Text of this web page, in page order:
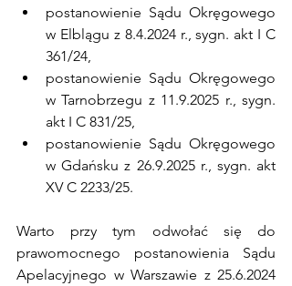
postanowienie Sądu Okręgowego
w Elblągu z 8.4.2024 r., sygn. akt I C
361/24,
postanowienie Sądu Okręgowego
w Tarnobrzegu z 11.9.2025 r., sygn.
akt I C 831/25,
postanowienie Sądu Okręgowego
w Gdańsku z 26.9.2025 r., sygn. akt
XV C 2233/25.
Warto przy tym odwołać się do
prawomocnego postanowienia Sądu
Apelacyjnego w Warszawie z 25.6.2024